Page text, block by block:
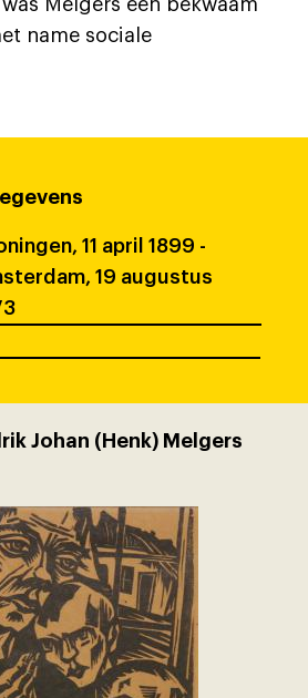
Melgers een bekwaam
name sociale
11 april 1899 -
19 augustus
Johan (Henk) Melgers